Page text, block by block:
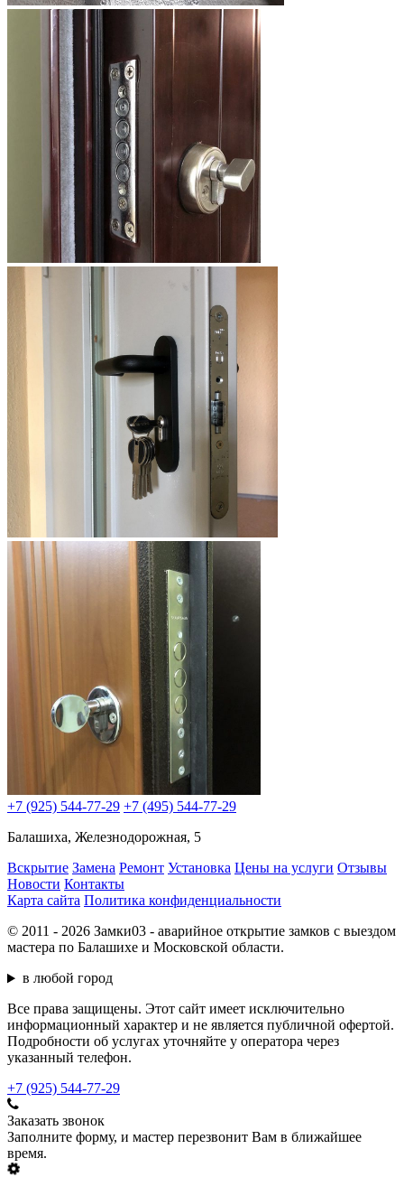
+7 (925) 544-77-29 +7 (495) 544-77-29
Балашиха, Железнодорожная, 5
Вскрытие Замена Ремонт Установка Цены на услуги Отзывы
Новости Контакты
Карта сайта Политика конфиденциальности
© 2011 - 2026 Замки03 - аварийное открытие замков с выездом
мастера по Балашихе и Московской области.
в любой город
Все права защищены. Этот сайт имеет исключительно
информационный характер и не является публичной офертой.
Подробности об услугах уточняйте у оператора через
указанный телефон.
+7 (925) 544-77-29
Заказать звонок
Заполните форму, и мастер перезвонит Вам в ближайшее
время.